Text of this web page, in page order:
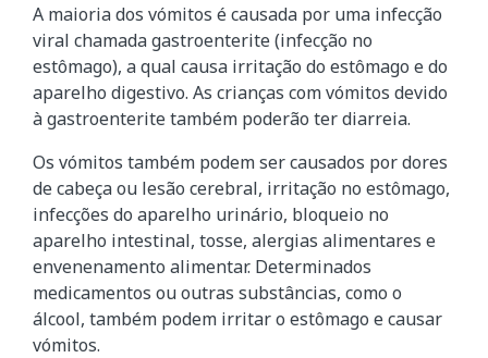
A maioria dos vómitos é causada por uma infecção
viral chamada gastroenterite (infecção no
estômago), a qual causa irritação do estômago e do
aparelho digestivo. As crianças com vómitos devido
à gastroenterite também poderão ter diarreia.
Os vómitos também podem ser causados por dores
de cabeça ou lesão cerebral, irritação no estômago,
infecções do aparelho urinário, bloqueio no
aparelho intestinal, tosse, alergias alimentares e
envenenamento alimentar. Determinados
medicamentos ou outras substâncias, como o
álcool, também podem irritar o estômago e causar
vómitos.